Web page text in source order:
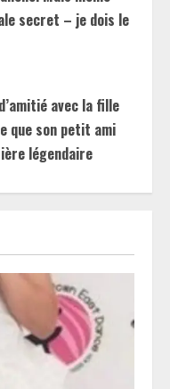
secret – je dois le
avec la fille
que son petit ami
légendaire